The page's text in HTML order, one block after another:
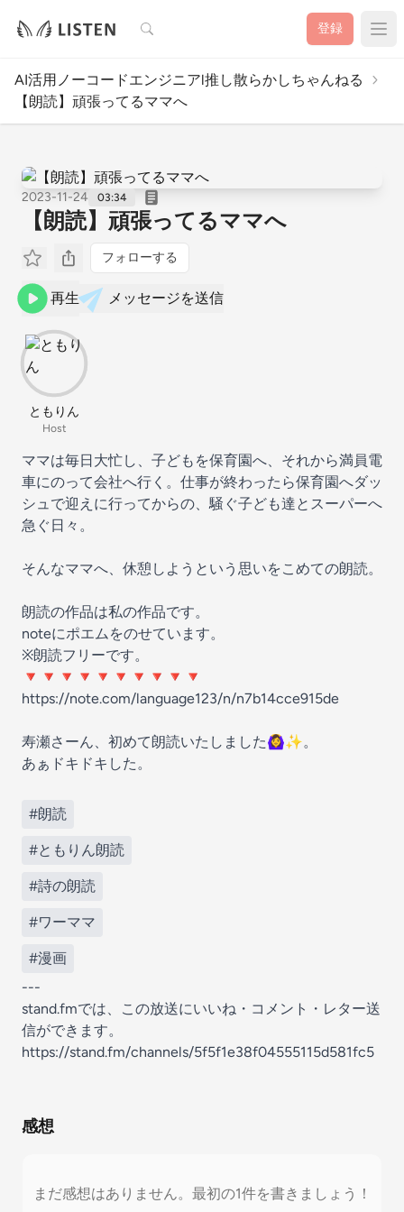
検索 登録
AI活用ノーコードエンジニアl推し散らかしちゃんねる
【朗読】頑張ってるママへ
2023-11-24 03:34
【朗読】頑張ってるママへ
フォローする
再生 メッセージを送信
ともりん
Host
ママは毎日大忙し、子どもを保育園へ、それから満員電
車にのって会社へ行く。仕事が終わったら保育園へダッ
シュで迎えに行ってからの、騒ぐ子ども達とスーパーへ
急ぐ日々。
そんなママへ、休憩しようという思いをこめての朗読。
朗読の作品は私の作品です。
noteにポエムをのせています。
※朗読フリーです。
🔻🔻🔻🔻🔻🔻🔻🔻🔻🔻
https://note.com/language123/n/n7b14cce915de
寿瀬さーん、初めて朗読いたしました🙆‍♀️✨。
あぁドキドキした。
#朗読
#ともりん朗読
#詩の朗読
#ワーママ
#漫画
---
stand.fmでは、この放送にいいね・コメント・レター送
信ができます。
https://stand.fm/channels/5f5f1e38f04555115d581fc5
感想
まだ感想はありません。最初の1件を書きましょう！